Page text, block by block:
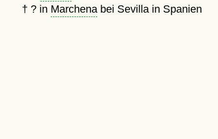
† ?in Marchenabei Sevilla in Spanien